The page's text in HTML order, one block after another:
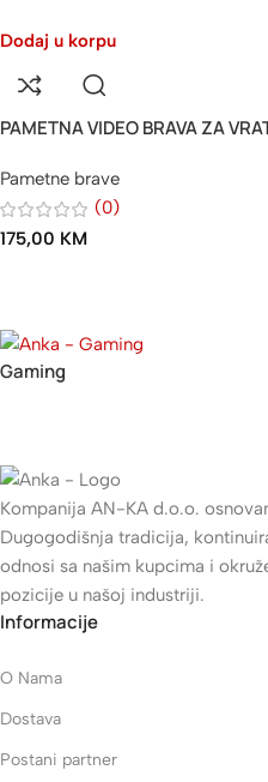
Dodaj u korpu
PAMETNA VIDEO BRAVA ZA
Pametne brave
(0)
175,00 KM
Gaming
Kompanija AN-KA d.o.o.
Dugogodišnja tradicija,
odnosi sa našim kupcima i
pozicije u našoj industriji.
Informacije
O Nama
Dostava
Postani partner